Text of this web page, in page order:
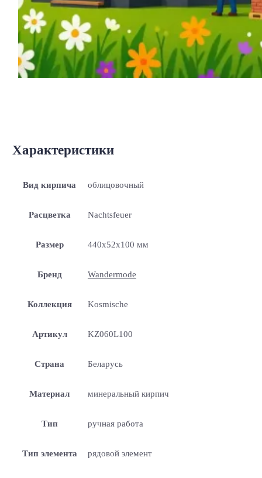
Характеристики
Вид кирпича облицовочный
Расцветка Nachtsfeuer
Размер 440x52x100 мм
Бренд Wandermode
Коллекция Kosmische
Артикул KZ060L100
Страна Беларусь
Материал минеральный кирпич
Тип ручная работа
Тип элемента рядовой элемент